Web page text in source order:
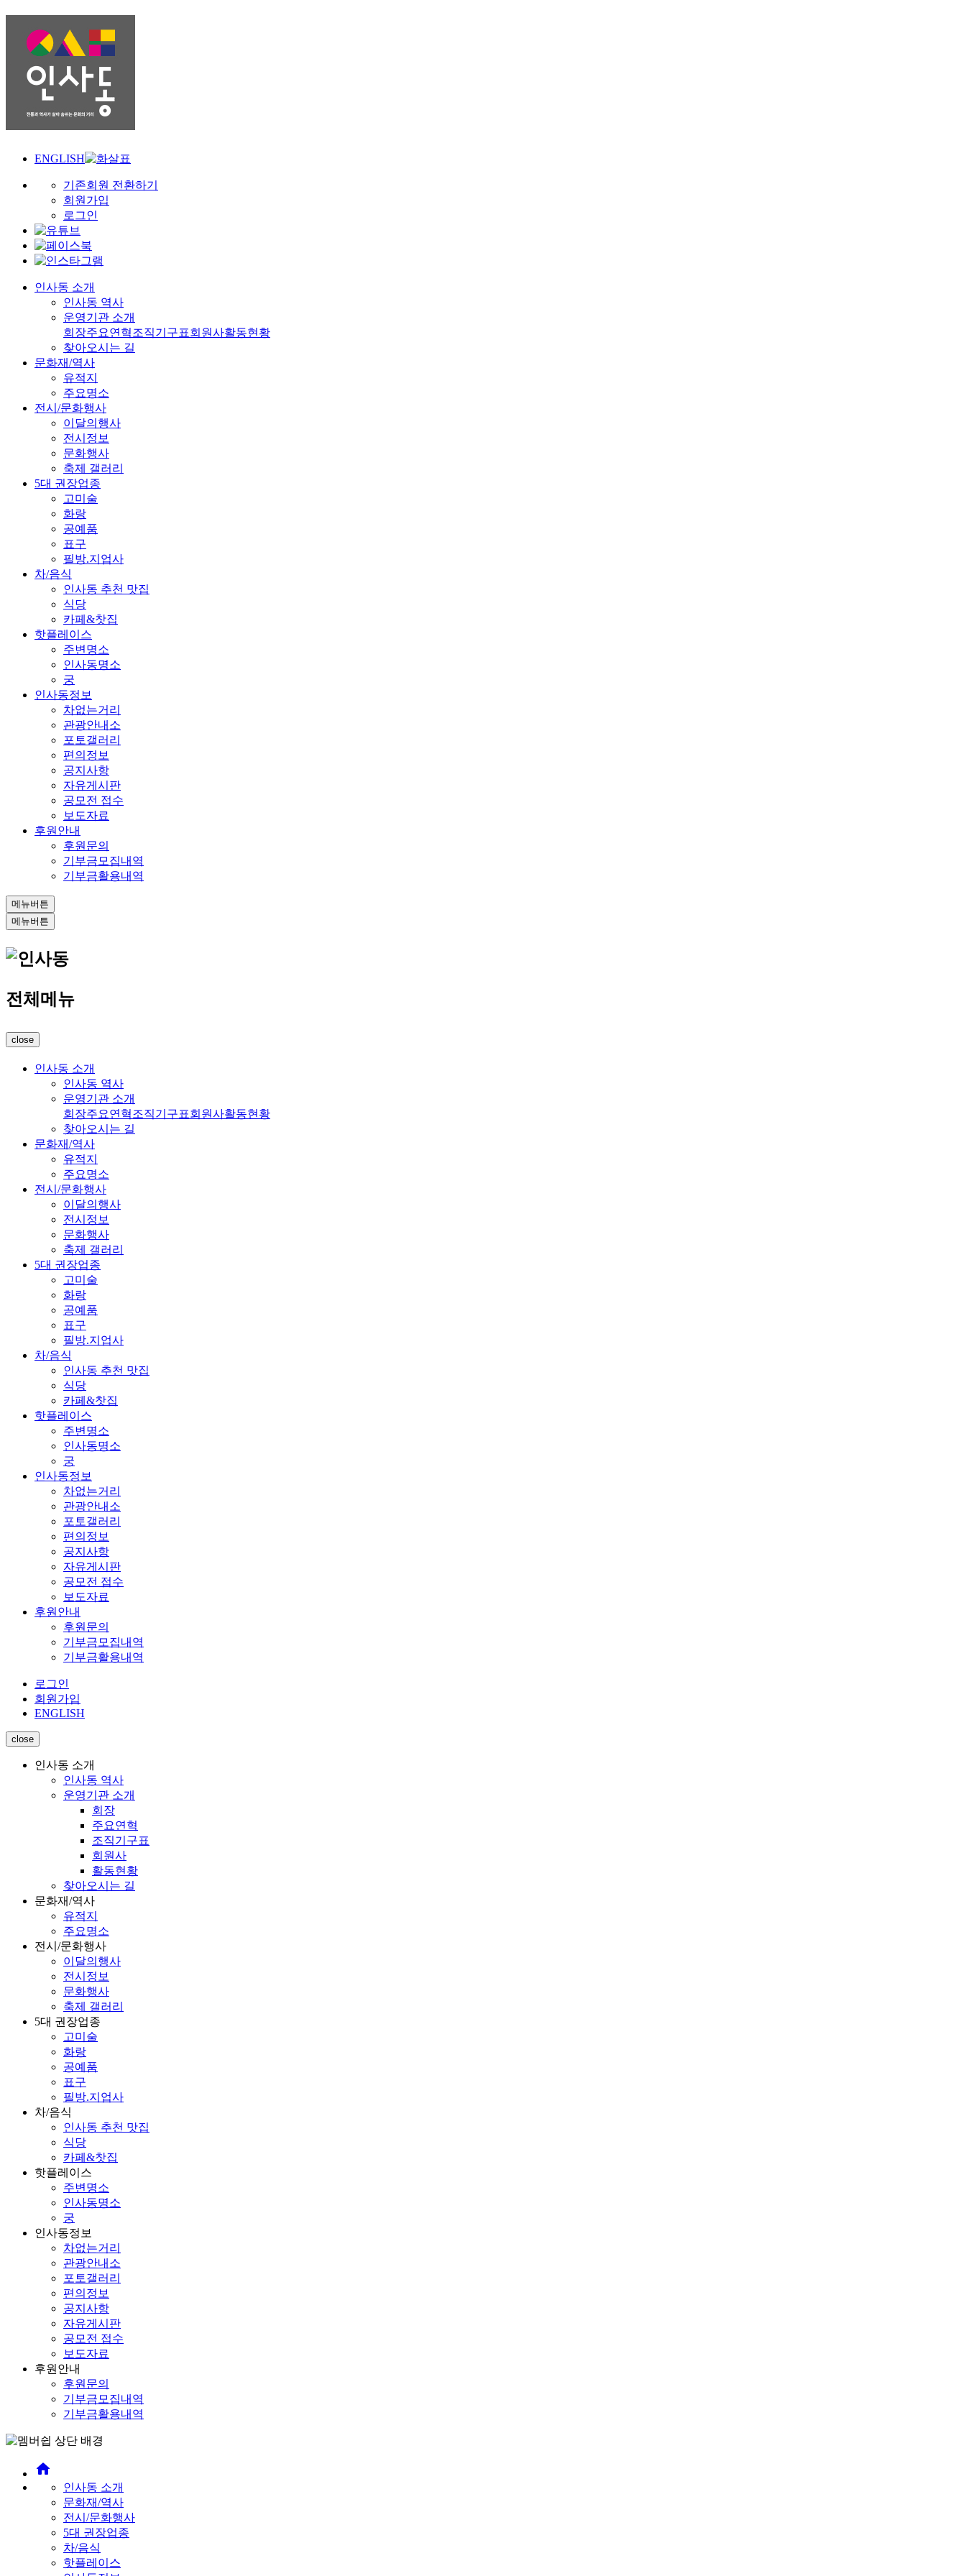
ENGLISH
기존회원 전환하기
회원가입
로그인
인사동 소개
인사동 역사
운영기관 소개
회장주요연혁조직기구표회원사활동현황
찾아오시는 길
문화재/역사
유적지
주요명소
전시/문화행사
이달의행사
전시정보
문화행사
축제 갤러리
5대 권장업종
고미술
화랑
공예품
표구
필방.지업사
차/음식
인사동 추천 맛집
식당
카페&찻집
핫플레이스
주변명소
인사동명소
궁
인사동정보
차없는거리
관광안내소
포토갤러리
편의정보
공지사항
자유게시판
공모전 접수
보도자료
후원안내
후원문의
기부금모집내역
기부금활용내역
메뉴버튼
메뉴버튼
전체메뉴
close
인사동 소개
인사동 역사
운영기관 소개
회장주요연혁조직기구표회원사활동현황
찾아오시는 길
문화재/역사
유적지
주요명소
전시/문화행사
이달의행사
전시정보
문화행사
축제 갤러리
5대 권장업종
고미술
화랑
공예품
표구
필방.지업사
차/음식
인사동 추천 맛집
식당
카페&찻집
핫플레이스
주변명소
인사동명소
궁
인사동정보
차없는거리
관광안내소
포토갤러리
편의정보
공지사항
자유게시판
공모전 접수
보도자료
후원안내
후원문의
기부금모집내역
기부금활용내역
로그인
회원가입
ENGLISH
close
인사동 소개
인사동 역사
운영기관 소개
회장
주요연혁
조직기구표
회원사
활동현황
찾아오시는 길
문화재/역사
유적지
주요명소
전시/문화행사
이달의행사
전시정보
문화행사
축제 갤러리
5대 권장업종
고미술
화랑
공예품
표구
필방.지업사
차/음식
인사동 추천 맛집
식당
카페&찻집
핫플레이스
주변명소
인사동명소
궁
인사동정보
차없는거리
관광안내소
포토갤러리
편의정보
공지사항
자유게시판
공모전 접수
보도자료
후원안내
후원문의
기부금모집내역
기부금활용내역
home
인사동 소개
문화재/역사
전시/문화행사
5대 권장업종
차/음식
핫플레이스